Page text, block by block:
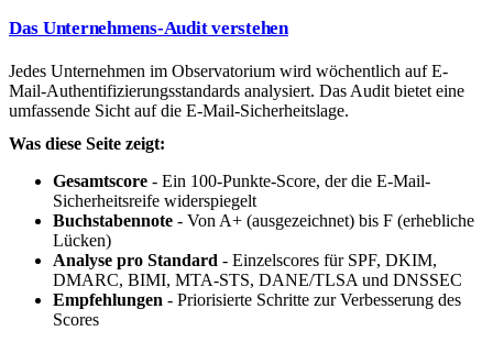
Das Unternehmens-Audit verstehen
Jedes Unternehmen im Observatorium wird wöchentlich auf E-
Mail-Authentifizierungsstandards analysiert. Das Audit bietet eine
umfassende Sicht auf die E-Mail-Sicherheitslage.
Was diese Seite zeigt:
Gesamtscore - Ein 100-Punkte-Score, der die E-Mail-
Sicherheitsreife widerspiegelt
Buchstabennote - Von A+ (ausgezeichnet) bis F (erhebliche
Lücken)
Analyse pro Standard - Einzelscores für SPF, DKIM,
DMARC, BIMI, MTA-STS, DANE/TLSA und DNSSEC
Empfehlungen - Priorisierte Schritte zur Verbesserung des
Scores